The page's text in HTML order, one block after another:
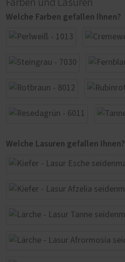
Farben und Lasuren
Welche Farben gefallen Ihnen?
Welche Lasuren gefallen Ihnen?